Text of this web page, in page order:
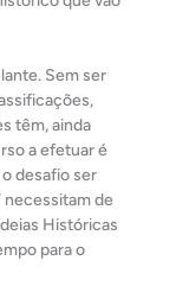
Sem ser
têm, ainda
a efetuar é
desafio ser
necessitam de
Históricas
para o